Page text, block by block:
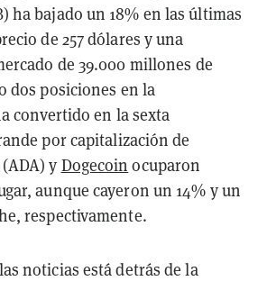
ha bajado un 18% en las últimas
de 257 dólares y una
de 39.000 millones de
dos posiciones en la
convertido en la sexta
por capitalización de
(ADA) y Dogecoin ocuparon
aunque cayeron un 14% y un
respectivamente.
noticias está detrás de la